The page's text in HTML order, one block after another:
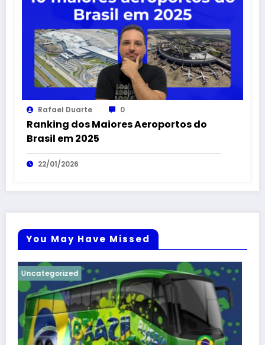
Rafael Duarte 0
Ranking dos Maiores Aeroportos do
Brasil em 2025
22/01/2026
You May Have Missed
Uncategorized